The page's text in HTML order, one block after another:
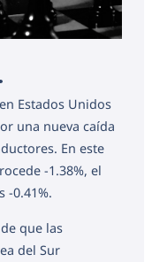
Estados Unidos
una nueva caída
En este
-1.38%, el
-0.41%.
que las
del Sur